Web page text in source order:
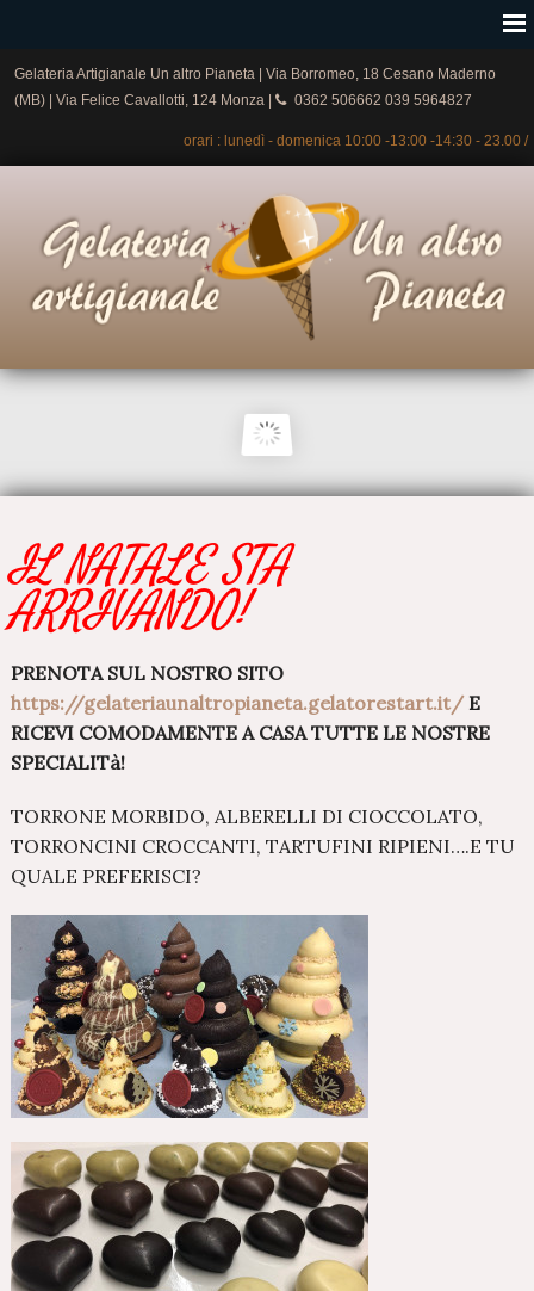
Gelateria Artigianale Un altro Pianeta | Via Borromeo, 18 Cesano Maderno
(MB) | Via Felice Cavallotti, 124 Monza |
0362 506662 039 5964827
orari : lunedì - domenica 10:00 -13:00 -14:30 - 23.00 /
IL NATALE STA
ARRIVANDO!
PRENOTA SUL NOSTRO SITO
https://gelateriaunaltropianeta.gelatorestart.it/E
RICEVI COMODAMENTE A CASA TUTTE LE NOSTRE
SPECIALITà!
TORRONE MORBIDO, ALBERELLI DI CIOCCOLATO,
TORRONCINI CROCCANTI, TARTUFINI RIPIENI….E TU
QUALE PREFERISCI?